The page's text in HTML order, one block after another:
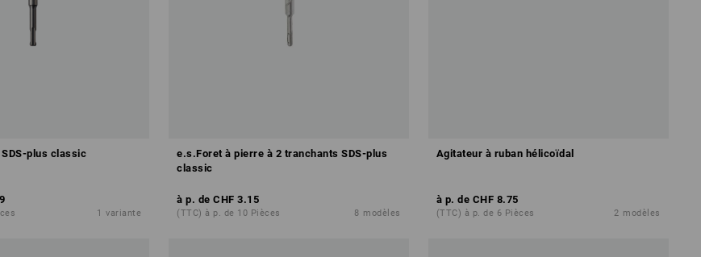
plus classic
1 variante
e.s.Foret à pierre à 2 tranchants SDS-plus
classic
à p. de CHF 3.15
(TTC) à p. de 10 Pièces 8 modèles
Agitateur à ruban hélicoïdal
à p. de CHF 8.75
(TTC) à p. de 6 Pièces 2 modèles